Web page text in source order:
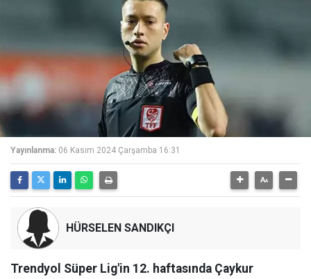
Yayınlanma: 06 Kasım 2024 Çarşamba 16:31
HÜRSELEN SANDIKÇI
Trendyol Süper Lig'in 12. haftasında Çaykur